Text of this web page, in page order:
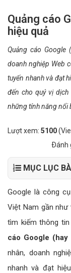
Quảng cáo
hiệu quả
Quảng cáo Google
doanh nghiệp Web
tuyến nhanh và đạt
đến cho quý vị
những tính năng nổi
Lượt xem: 5100
Ðánh
MỤC LỤC
Google là công
Việt Nam gần như
tìm kiếm thông tin
cáo Google
nhân, doanh
nhanh và đạt